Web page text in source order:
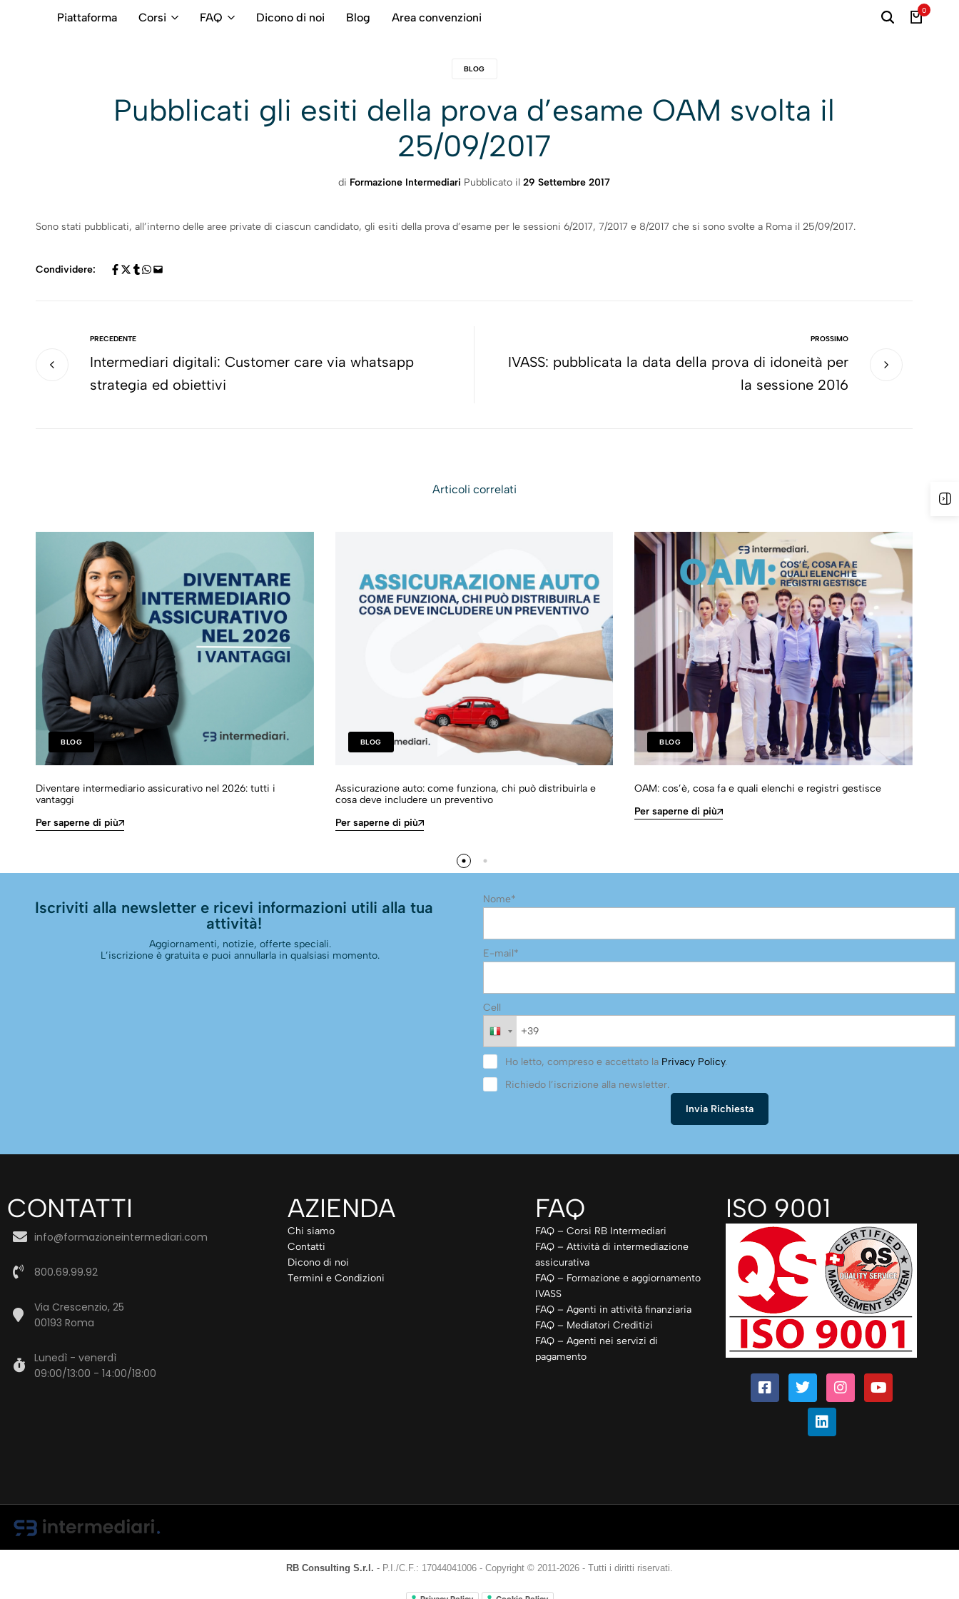
Piattaforma Corsi FAQ Dicono di noi Blog Area convenzioni
0
BLOG
Pubblicati gli esiti della prova d’esame OAM svolta il
25/09/2017
di Formazione Intermediari Pubblicato il 29 Settembre 2017
Sono stati pubblicati, all’interno delle aree private di ciascun candidato, gli esiti della prova d’esame per le sessioni 6/2017, 7/2017 e 8/2017 che si sono svolte a Roma il 25/09/2017.
Condividere:
PRECEDENTE
Intermediari digitali: Customer care via whatsapp
strategia ed obiettivi
PROSSIMO
IVASS: pubblicata la data della prova di idoneità per
la sessione 2016
Articoli correlati
BLOG
Diventare intermediario assicurativo nel 2026: tutti i
vantaggi
Per saperne di più
BLOG
Assicurazione auto: come funziona, chi può distribuirla e
cosa deve includere un preventivo
Per saperne di più
BLOG
OAM: cos’è, cosa fa e quali elenchi e registri gestisce
Per saperne di più
Iscriviti alla newsletter e ricevi informazioni utili alla tua
attività!
Aggiornamenti, notizie, offerte speciali.
L’iscrizione è gratuita e puoi annullarla in qualsiasi momento.
Nome*
E-mail*
Cell
Ho letto, compreso e accettato la Privacy Policy.
Richiedo l’iscrizione alla newsletter.
CONTATTI
info@formazioneintermediari.com
800.69.99.92
Via Crescenzio, 25
00193 Roma
Lunedì - venerdì
09:00/13:00 - 14:00/18:00
AZIENDA
Chi siamo
Contatti
Dicono di noi
Termini e Condizioni
FAQ
FAQ – Corsi RB Intermediari
FAQ – Attività di intermediazione
assicurativa
FAQ – Formazione e aggiornamento
IVASS
FAQ – Agenti in attività finanziaria
FAQ – Mediatori Creditizi
FAQ – Agenti nei servizi di
pagamento
ISO 9001
RB Consulting S.r.l. - P.I./C.F.: 17044041006 - Copyright © 2011-2026 - Tutti i diritti riservati.